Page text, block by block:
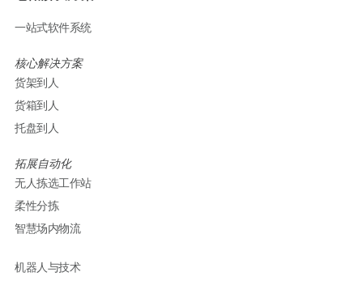
一站式软件系统
核心解决方案
货架到人
货箱到人
托盘到人
拓展自动化
无人拣选工作站
柔性分拣
智慧场内物流
机器人与技术